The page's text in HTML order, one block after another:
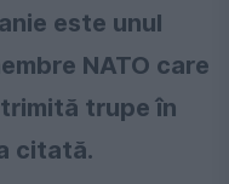
este unul
NATO care
trupe în
citată.